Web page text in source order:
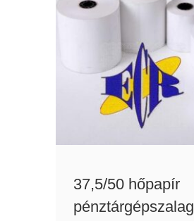
37,5/50 hőpapír
pénztárgépszalag